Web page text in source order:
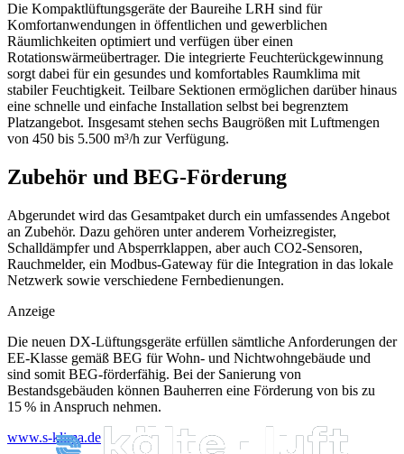
Die Kompaktlüftungsgeräte der Baureihe LRH sind für
Komfortanwendungen in öffentlichen und gewerblichen
Räumlichkeiten optimiert und verfügen über einen
Rotationswärmeübertrager. Die integrierte Feuchterückgewinnung
sorgt dabei für ein gesundes und komfortables Raumklima mit
stabiler Feuchtigkeit. Teilbare Sektionen ermöglichen darüber hinaus
eine schnelle und einfache Installation selbst bei begrenztem
Platzangebot. Insgesamt stehen sechs Baugrößen mit Luftmengen
von 450 bis 5.500 m³/h zur Verfügung.
Zubehör und BEG-Förderung
Abgerundet wird das Gesamtpaket durch ein umfassendes Angebot
an Zubehör. Dazu gehören unter anderem Vorheizregister,
Schalldämpfer und Absperrklappen, aber auch CO2-Sensoren,
Rauchmelder, ein Modbus-Gateway für die Integration in das lokale
Netzwerk sowie verschiedene Fernbedienungen.
Anzeige
Die neuen DX-Lüftungsgeräte erfüllen sämtliche Anforderungen der
EE-Klasse gemäß BEG für Wohn- und Nichtwohngebäude und
sind somit BEG-förderfähig. Bei der Sanierung von
Bestandsgebäuden können Bauherren eine Förderung von bis zu
15 % in Anspruch nehmen.
www.s-klima.de